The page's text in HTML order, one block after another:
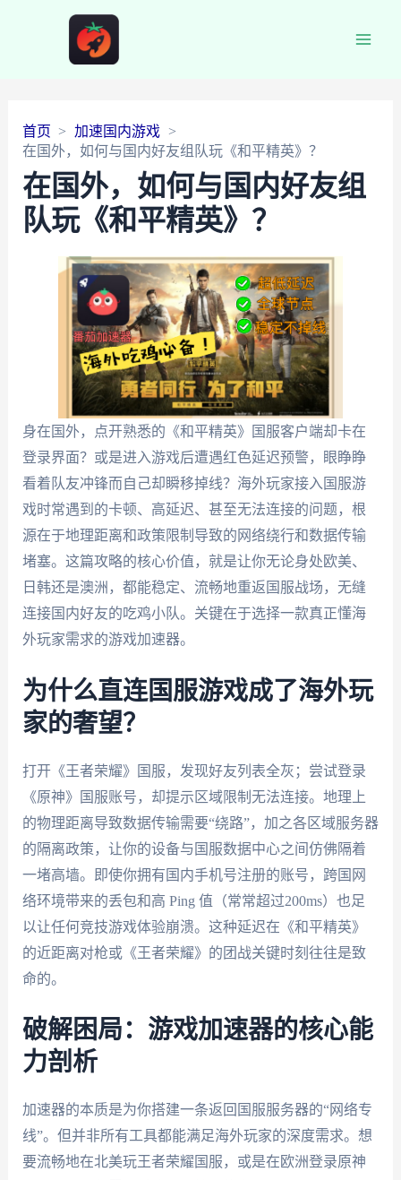
首页
加速国内游戏
在国外，如何与国内好友组队玩《和平精英》？
在国外，如何与国内好友组
队玩《和平精英》？
身在国外，点开熟悉的《和平精英》国服客户端却卡在
登录界面？或是进入游戏后遭遇红色延迟预警，眼睁睁
看着队友冲锋而自己却瞬移掉线？海外玩家接入国服游
戏时常遇到的卡顿、高延迟、甚至无法连接的问题，根
源在于地理距离和政策限制导致的网络绕行和数据传输
堵塞。这篇攻略的核心价值，就是让你无论身处欧美、
日韩还是澳洲，都能稳定、流畅地重返国服战场，无缝
连接国内好友的吃鸡小队。关键在于选择一款真正懂海
外玩家需求的游戏加速器。
为什么直连国服游戏成了海外玩
家的奢望？
打开《王者荣耀》国服，发现好友列表全灰；尝试登录
《原神》国服账号，却提示区域限制无法连接。地理上
的物理距离导致数据传输需要“绕路”，加之各区域服务器
的隔离政策，让你的设备与国服数据中心之间仿佛隔着
一堵高墙。即使你拥有国内手机号注册的账号，跨国网
络环境带来的丢包和高 Ping 值（常常超过200ms）也足
以让任何竞技游戏体验崩溃。这种延迟在《和平精英》
的近距离对枪或《王者荣耀》的团战关键时刻往往是致
命的。
破解困局：游戏加速器的核心能
力剖析
加速器的本质是为你搭建一条返回国服服务器的“网络专
线”。但并非所有工具都能满足海外玩家的深度需求。想
要流畅地在北美玩王者荣耀国服，或是在欧洲登录原神